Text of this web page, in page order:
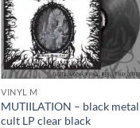
VINYL M
MUTIILATION – black metal
cult LP clear black